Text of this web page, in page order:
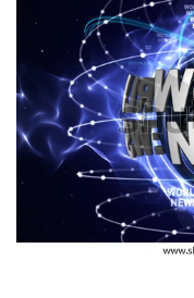
n
m
a
i
l